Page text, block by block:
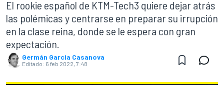
El rookie español de KTM-Tech3 quiere dejar atrás
las polémicas y centrarse en preparar su irrupción
en la clase reina, donde se le espera con gran
expectación.
Germán Garcia Casanova
Editado: 6 feb 2022, 7:48